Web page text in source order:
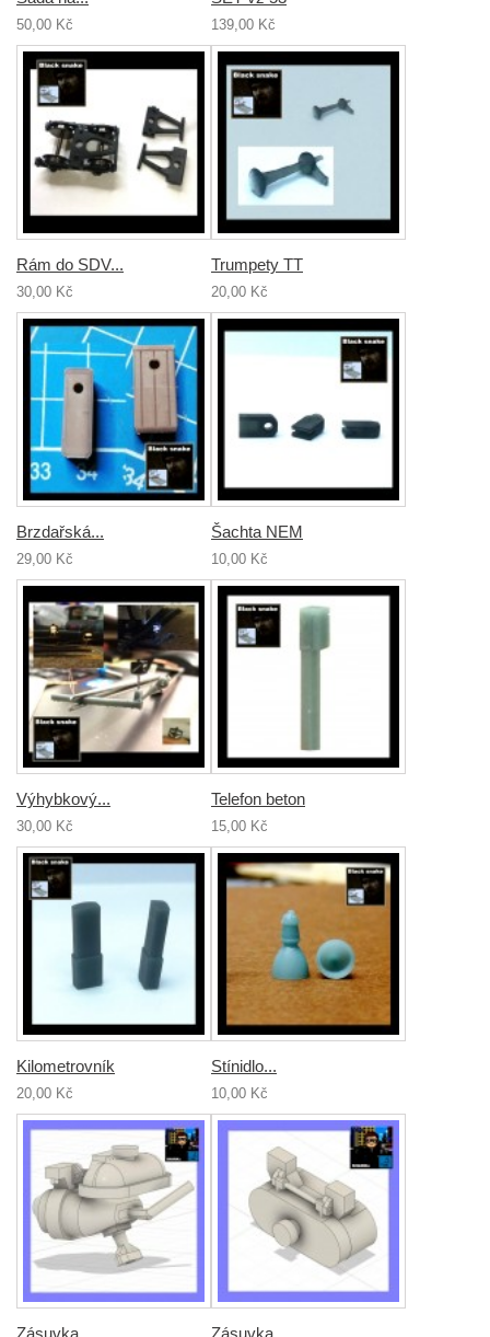
50,00 Kč 139,00 Kč
Rám do SDV...
30,00 Kč
Trumpety TT
20,00 Kč
Brzdařská...
29,00 Kč
Šachta NEM
10,00 Kč
Výhybkový...
30,00 Kč
Telefon beton
15,00 Kč
Kilometrovník
20,00 Kč
Stínidlo...
10,00 Kč
Zásuvka... Zásuvka...